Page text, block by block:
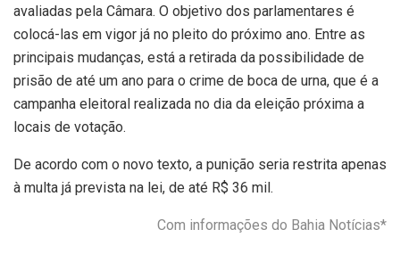
avaliadas pela Câmara. O objetivo dos parlamentares é
colocá-las em vigor já no pleito do próximo ano. Entre as
principais mudanças, está a retirada da possibilidade de
prisão de até um ano para o crime de boca de urna, que é a
campanha eleitoral realizada no dia da eleição próxima a
locais de votação.
De acordo com o novo texto, a punição seria restrita apenas
à multa já prevista na lei, de até R$ 36 mil.
Com informações do Bahia Notícias*